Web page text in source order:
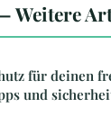
Weitere
für deinen
und